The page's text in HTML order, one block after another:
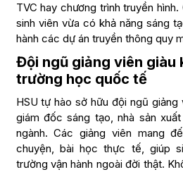
TVC hay chương trình truyền
sinh viên vừa có khả năng sáng
hành các dự án truyền thông quy
Đội ngũ giảng viên giàu
trường học quốc tế
HSU tự hào sở hữu đội ngũ giảng
giám đốc sáng tạo, nhà sản
ngành. Các giảng viên mang
chuyện, bài học thực tế, giúp
trường vận hành ngoài đời thật.